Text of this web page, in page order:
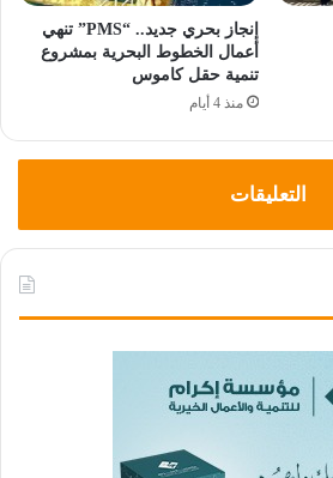
إنجاز بحري جديد.. “PMS” تنهي
أعمال الخطوط البحرية بمشروع
تنمية حقل كاموس
منذ 4 أيام
التعليقات